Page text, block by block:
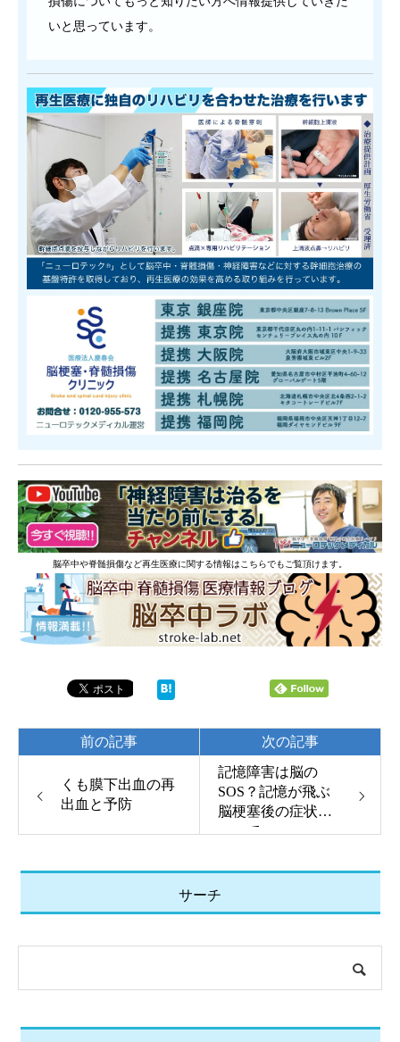
いと思っています。
脳卒中や脊髄損傷など再生医療に関する情報はこちらでもご覧頂けます。
くも膜下出血の再
出血と予防
前の記事
記憶障害は脳の
SOS？記憶が飛ぶ
脳梗塞後の症状に
ついて
次の記事
サーチ